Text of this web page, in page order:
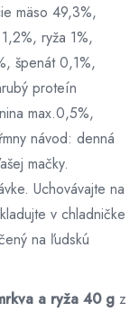
mäso 49,3%,
ryža 1%,
špenát 0,1%,
proteín
max.0,5%,
návod: denná
mačky.
Uchovávajte na
v chladničke
na ľudskú
a ryža 40 g z